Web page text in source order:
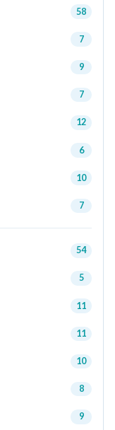
58
7
9
7
12
6
10
7
54
5
11
11
10
8
9